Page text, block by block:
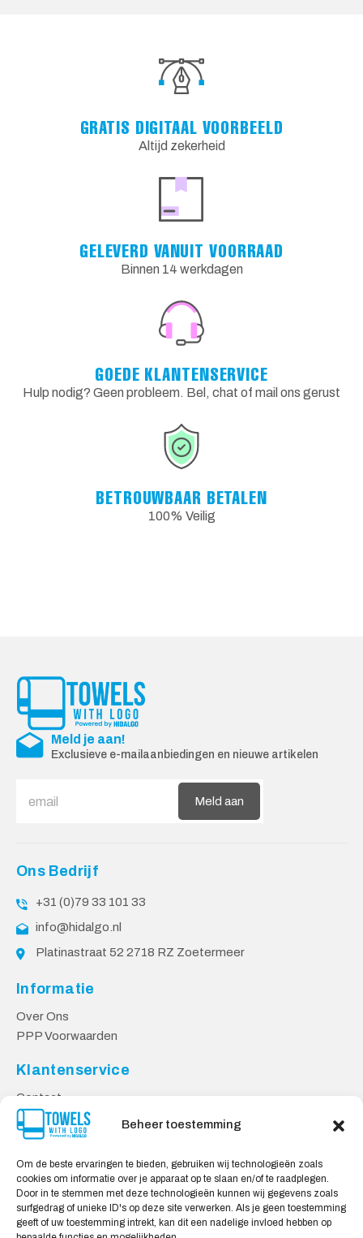
Beheer toestemming
Om de beste ervaringen te bieden, gebruiken wij technologieën zoals
cookies om informatie over je apparaat op te slaan en/of te raadplegen.
Door in te stemmen met deze technologieën kunnen wij gegevens zoals
surfgedrag of unieke ID's op deze site verwerken. Als je geen toestemming
geeft of uw toestemming intrekt, kan dit een nadelige invloed hebben op
GRATIS DIGITAAL VOORBEELD
Altijd zekerheid
GELEVERD VANUIT VOORRAAD
Binnen 14 werkdagen
GOEDE KLANTENSERVICE
Hulp nodig? Geen probleem. Bel, chat of mail ons gerust
BETROUWBAAR BETALEN
100% Veilig
Meld je aan!
Exclusieve e-mailaanbiedingen en nieuwe artikelen
Meld aan
Ons Bedrijf
+31 (0)79 33 101 33
info@hidalgo.nl
Platinastraat 52 2718 RZ Zoetermeer
Informatie
Over Ons
PPP Voorwaarden
Klantenservice
Contact
Privacy Voorwaarden
Levering & Retourneren
Veilig Shoppen
Mijn account
Winkelwagen